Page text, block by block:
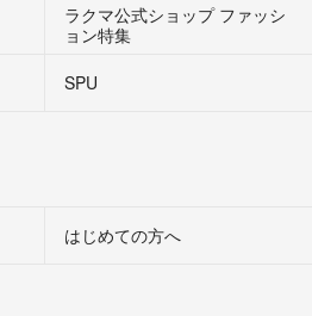
ラクマ公式ショップ ファッシ
ョン特集
SPU
はじめての方へ